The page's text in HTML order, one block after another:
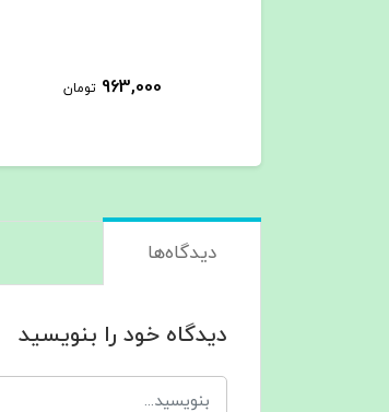
963,000 تومان
دیدگاه‌ها
دیدگاه خود را بنویسید